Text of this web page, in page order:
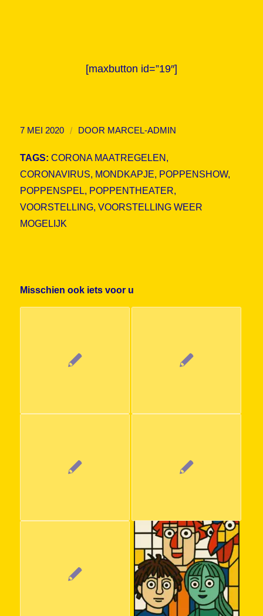
[maxbutton id=”19″]
7 MEI 2020 / DOOR MARCEL-ADMIN
TAGS: CORONA MAATREGELEN,
CORONAVIRUS, MONDKAPJE, POPPENSHOW,
POPPENSPEL, POPPENTHEATER,
VOORSTELLING, VOORSTELLING WEER
MOGELIJK
Misschien ook iets voor u